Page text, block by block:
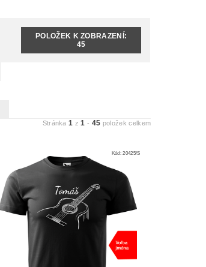
POLOŽEK K ZOBRAZENÍ:
45
Stránka1 z1 - 45 položek celkem
Kód:20425/S